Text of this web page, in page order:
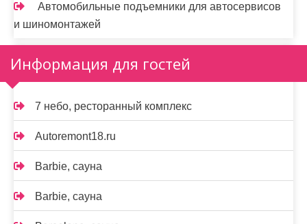
Автомобильные подъемники для автосервисов
и шиномонтажей
Информация для гостей
7 небо, ресторанный комплекс
Autoremont18.ru
Barbie, сауна
Barbie, сауна